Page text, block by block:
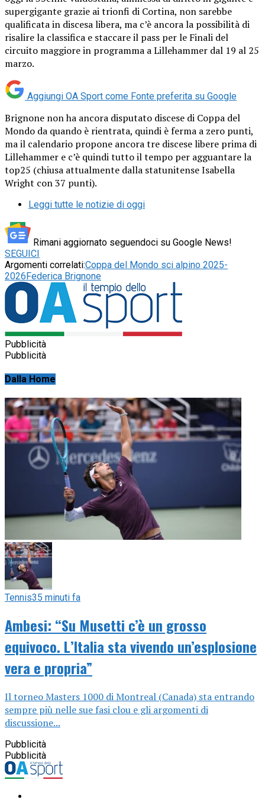
supergigante grazie ai trionfi di Cortina, non sarebbe
qualificata in discesa libera, ma c’è ancora la possibilità di
risalire la classifica e staccare il pass per le Finali del
circuito maggiore in programma a Lillehammer dal 19 al 25
marzo.
Aggiungi OA Sport come Fonte preferita su Google
Brignone non ha ancora disputato discese di Coppa del
Mondo da quando è rientrata, quindi è ferma a zero punti,
ma il calendario propone ancora tre discese libere prima di
Lillehammer e c’è quindi tutto il tempo per agguantare la
top25 (chiusa attualmente dalla statunitense Isabella
Wright con 37 punti).
Leggi tutte le notizie di oggi
Rimani aggiornato seguendoci su Google News!
SEGUICI
Argomenti correlati:Coppa del Mondo sci alpino 2025-
2026Federica Brignone
Pubblicità
Pubblicità
Dalla Home
Tennis35 minuti fa
Ambesi: “Su Musetti c’è un grosso
equivoco. L’Italia sta vivendo un’esplosione
vera e propria”
Il torneo Masters 1000 di Montreal (Canada) sta entrando
sempre più nelle sue fasi clou e gli argomenti di
discussione...
Pubblicità
Pubblicità